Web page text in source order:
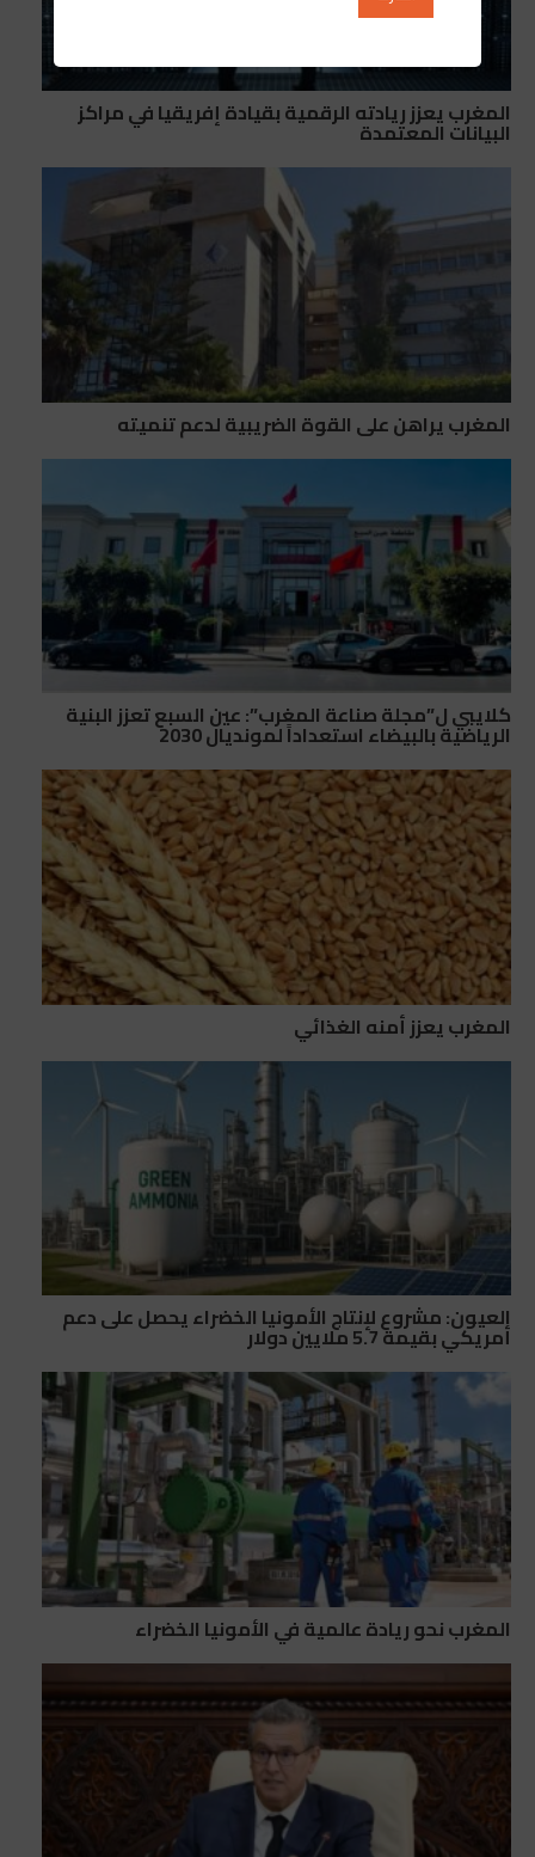
المغرب يعزز ريادته الرقمية بقيادة إفريقيا في مراكز
البيانات المعتمدة
المغرب يراهن على القوة الضريبية لدعم تنميته
كلايبي ل”مجلة صناعة المغرب”: عين السبع تعزز البنية
الرياضية بالبيضاء استعداداً لمونديال 2030
المغرب يعزز أمنه الغذائي
العيون: مشروع لإنتاج الأمونيا الخضراء يحصل على دعم
أمريكي بقيمة 5.7 ملايين دولار
المغرب نحو ريادة عالمية في الأمونيا الخضراء